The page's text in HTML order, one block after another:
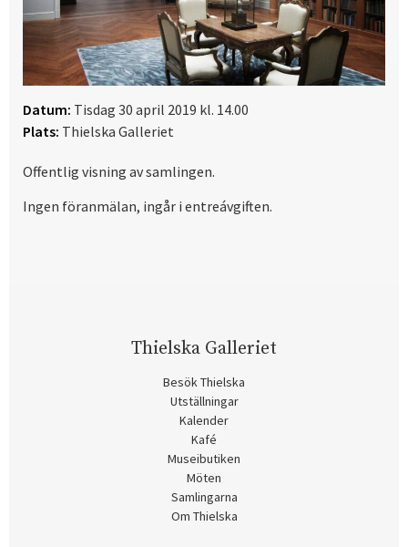
Datum: Tisdag 30 april 2019 kl. 14.00
Plats: Thielska Galleriet
Offentlig visning av samlingen.
Ingen föranmälan, ingår i entreávgiften.
Thielska Galleriet
Besök Thielska
Utställningar
Kalender
Kafé
Museibutiken
Möten
Samlingarna
Om Thielska